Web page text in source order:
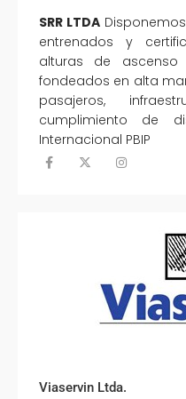
SRR LTDA
entrenados y
alturas de
fondeados en alta
pasajeros,
cumplimiento de
Internacional PBIP
Viaservin Ltda.